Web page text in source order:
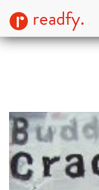
readfy.